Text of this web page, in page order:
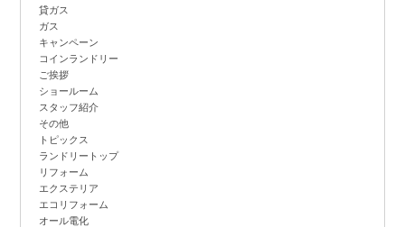
貸ガス
ガス
キャンペーン
コインランドリー
ご挨拶
ショールーム
スタッフ紹介
その他
トピックス
ランドリートップ
リフォーム
エクステリア
エコリフォーム
オール電化